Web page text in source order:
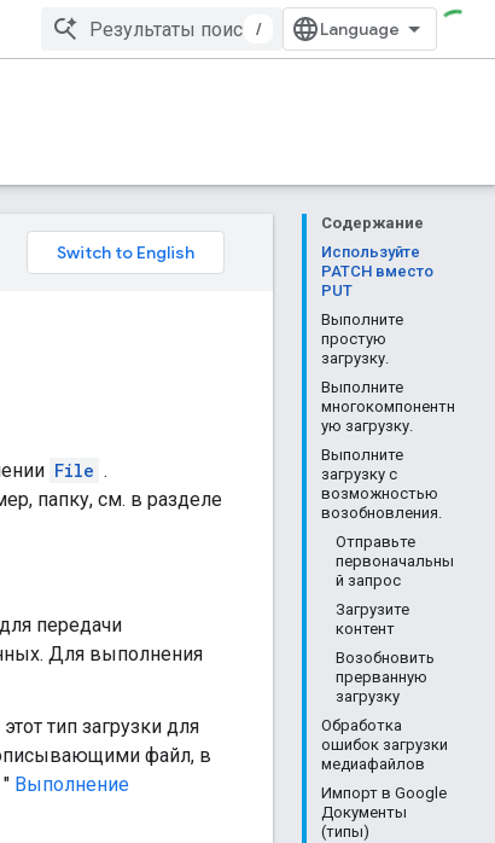
/
Содержание
Используйте
PATCH вместо
PUT
Выполните
простую
загрузку.
Выполните
многокомпонентн
ую загрузку.
Выполните
загрузку с
возможностью
возобновления.
Отправьте
первоначальны
й запрос
Загрузите
контент
Возобновить
прерванную
загрузку
Обработка
ошибок загрузки
медиафайлов
Импорт в Google
Документы
(типы)
File .
папку, см. в разделе
передачи
Для выполнения
тип загрузки для
файл, в
Выполнение